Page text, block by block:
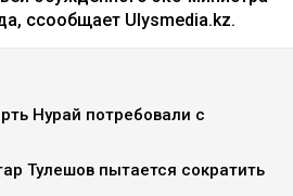
ссообщает Ulysmedia.kz.
Нурай потребовали с
Тулешов пытается сократить